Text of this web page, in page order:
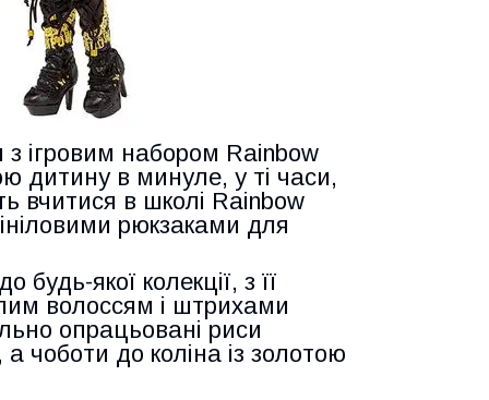
ігровим набором Rainbow
дитину в минуле, у ті часи,
вчитися в школі Rainbow
рюкзаками для
якої колекції, з її
волоссям і штрихами
опрацьовані риси
чоботи до коліна із золотою